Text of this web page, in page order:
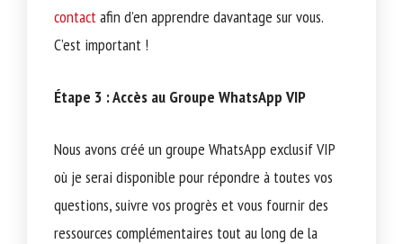
contactafin d’en apprendre davantage sur vous.
C’est important !
Étape 3 : Accès au Groupe WhatsApp VIP
Nous avons créé un groupe WhatsApp exclusif VIP
où je serai disponible pour répondre à toutes vos
questions, suivre vos progrès et vous fournir des
ressources complémentaires tout au long de la